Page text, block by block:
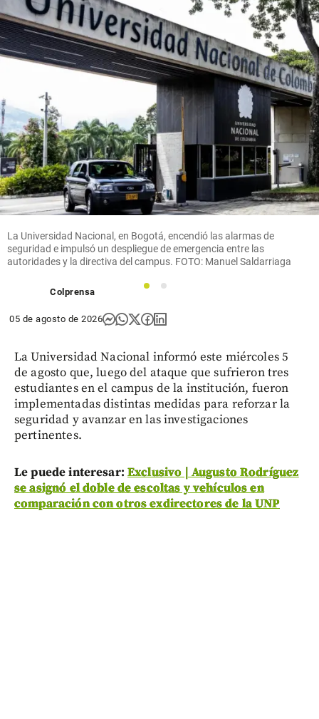
La Universidad Nacional, en Bogotá, encendió las alarmas de
seguridad e impulsó un despliegue de emergencia entre las
autoridades y la directiva del campus. FOTO: Manuel Saldarriaga
1 2
Colprensa
05 de agosto de 2026
La Universidad Nacional informó este miércoles 5
de agosto que, luego del ataque que sufrieron tres
estudiantes en el campus de la institución, fueron
implementadas distintas medidas para reforzar la
seguridad y avanzar en las investigaciones
pertinentes.
Le puede interesar: Exclusivo | Augusto Rodríguez
se asignó el doble de escoltas y vehículos en
comparación con otros exdirectores de la UNP